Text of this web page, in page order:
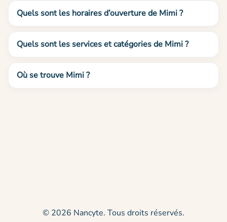
Quels sont les horaires d’ouverture de Mimi ?
Quels sont les services et catégories de Mimi ?
Où se trouve Mimi ?
© 2026 Nancyte. Tous droits réservés.